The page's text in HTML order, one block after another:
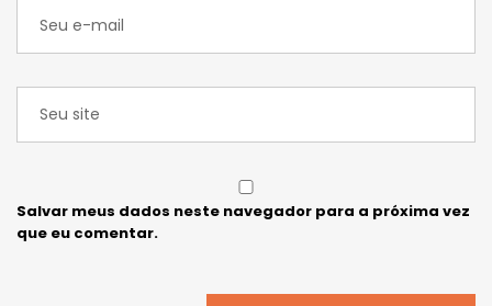
Salvar meus dados neste navegador para a próxima vez
que eu comentar.